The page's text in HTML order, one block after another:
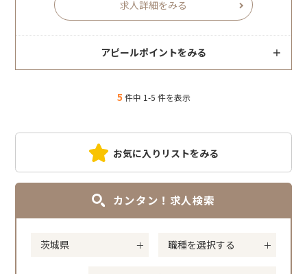
求人詳細をみる
アピールポイントをみる
5件中 1-5 件を表示
お気に入りリストをみる
カンタン！求人検索